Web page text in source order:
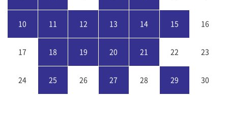
10 11 12 13 14 15 16
17 18 19 20 21 22 23
24 25 26 27 28 29 30